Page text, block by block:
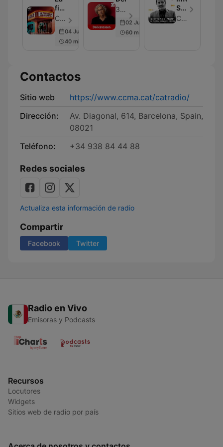
finestra
indiscreta
Catalunya Ràdio - Episodio 350
04 Jul 2026
40 min
3CatCultura - Episodio 350
02 Jul 2026
60 min
Sala
i Catalunya Ràdio
Contactos
Sitio web
https://www.ccma.cat/catradio/
Dirección:
Av. Diagonal, 614, Barcelona, Spain,
08021
Teléfono:
+34 938 84 44 88
Redes sociales
Actualiza esta información de radio
Compartir
Facebook Twitter
Radio en Vivo
Emisoras y Podcasts
Recursos
Locutores
Widgets
Sitios web de radio por país